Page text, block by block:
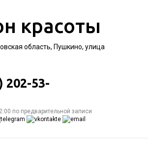
красоты
область, Пушкино, улица
202-53-
по предварительной записи